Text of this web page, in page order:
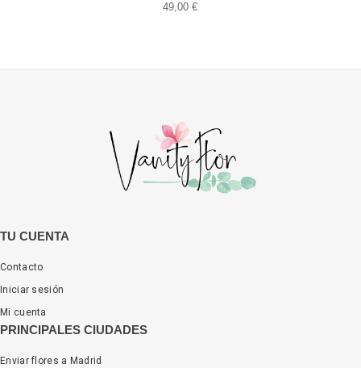
49,00 €
TU CUENTA
Contacto
Iniciar sesión
Mi cuenta
PRINCIPALES CIUDADES
Enviar flores a Madrid